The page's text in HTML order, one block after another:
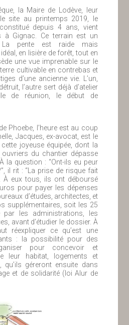
la Maire de Lodève, leur
site au printemps 2019, le
depuis 4 ans, vient
à Gignac. Ce terrain est un
La pente est raide mais
en lisière de forêt, tout en
une vue imprenable sur le
cultivable en contrebas et
d’une ancienne vie. L’un,
l’autre sert déjà d’atelier
de réunion, le début de
Phoebe, l’heure est au coup
Jacques, ex-avocat, est le
joyeuse équipée, dont la
ouvriers du chantier dépasse
la question : “Ont-ils eu peur
il rit : “La prise de risque fait
À eux tous, ils ont déboursé
pour payer les dépenses
d’études, architectes, et
supplémentaires, soit les 25
par les administrations, les
avant d’étudier le dossier. À
réexpliquer ce qu’est une
: la possibilité pour des
pour concevoir et
leur habitat, logements et
géreront ensuite dans
et de solidarité (loi Alur de